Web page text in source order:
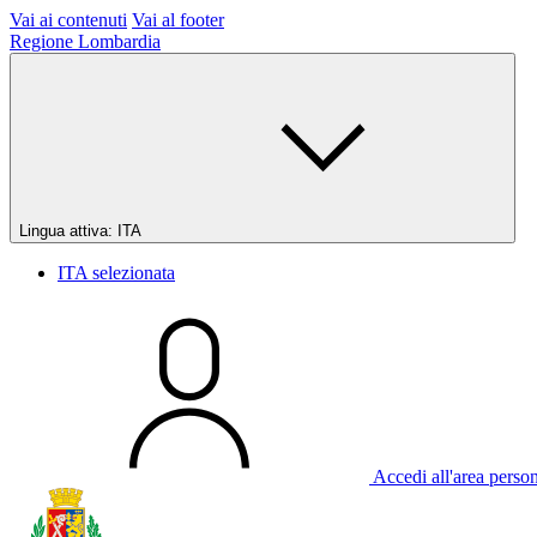
Vai ai contenuti Vai al footer
Regione Lombardia
Lingua attiva: ITA
ITA selezionata
Accedi all'area